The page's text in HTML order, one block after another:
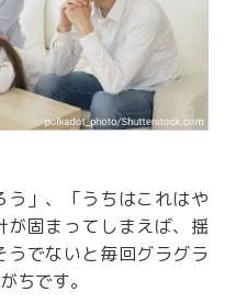
」、「うちはこれはや
が固まってしまえば、揺
でないと毎回グラグラ
ちです。